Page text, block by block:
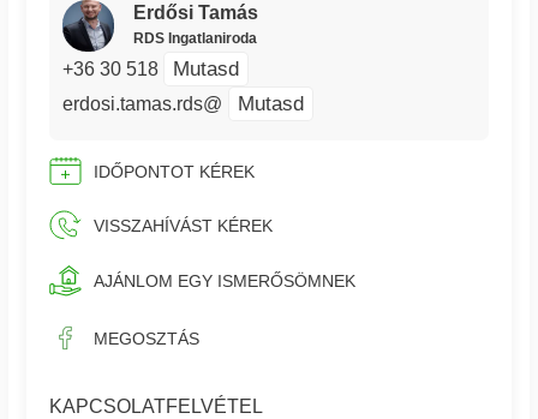
Erdősi Tamás
RDS Ingatlaniroda
+36 30 518 Mutasd
erdosi.tamas.rds@ Mutasd
IDŐPONTOT KÉREK
VISSZAHÍVÁST KÉREK
AJÁNLOM EGY ISMERŐSÖMNEK
MEGOSZTÁS
KAPCSOLATFELVÉTEL